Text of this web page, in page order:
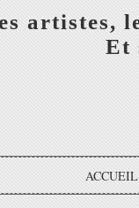
artistes,
Et
ACCUEIL